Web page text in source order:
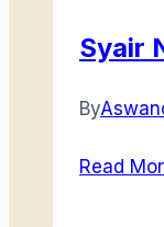
Syair
By
Read